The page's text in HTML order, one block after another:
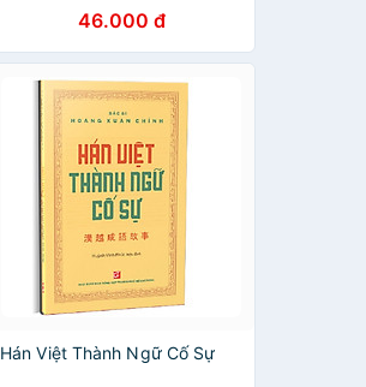
46.000 đ
Hán Việt Thành Ngữ Cố Sự